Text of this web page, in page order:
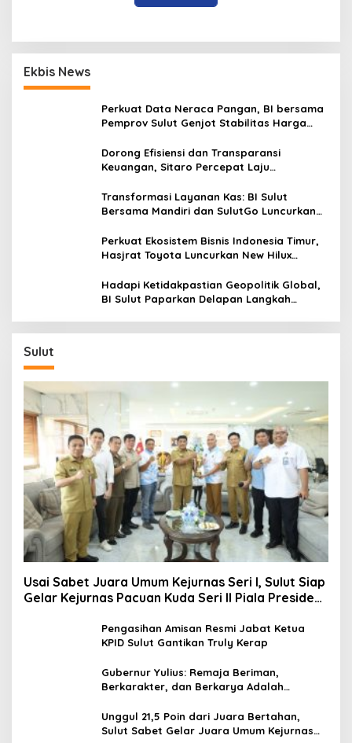
Ekbis News
Perkuat Data Neraca Pangan, BI bersama
Pemprov Sulut Genjot Stabilitas Harga
Dorong Efisiensi dan Transparansi
Keuangan, Sitaro Percepat Laju
Transformasi Layanan Kas: BI Sulut
Bersama Mandiri dan SulutGo Luncurkan
Kepulauan
Perkuat Ekosistem Bisnis Indonesia Timur,
Hasjrat Toyota Luncurkan New Hilux
Hadapi Ketidakpastian Geopolitik Global,
BI Sulut Paparkan Delapan Langkah
Sulut
Usai Sabet Juara Umum Kejurnas Seri I, Sulut Siap
Gelar Kejurnas Pacuan Kuda Seri II Piala Presiden
Pengasihan Amisan Resmi Jabat Ketua
KPID Sulut Gantikan Truly Kerap
Gubernur Yulius: Remaja Beriman,
Berkarakter, dan Berkarya Adalah
Unggul 21,5 Poin dari Juara Bertahan,
Sulut Sabet Gelar Juara Umum Kejurnas